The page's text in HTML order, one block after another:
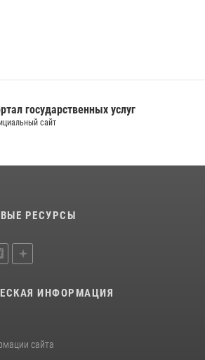
государственных услуг
сайт
РЕСУРСЫ
ИНФОРМАЦИЯ
сайта